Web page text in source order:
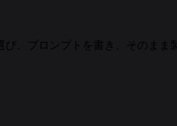
、プロンプトを書き、そのまま